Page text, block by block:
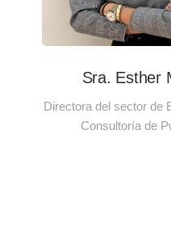
Sra. Esther
Directora del sector de
Consultoría de